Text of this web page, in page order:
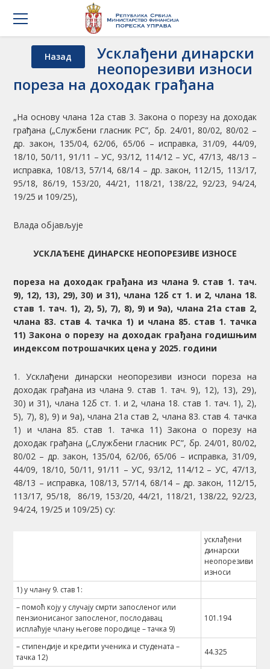
Назад Усклађени динарски
неопорезиви износи
пореза на доходак грађана
„На основу члана 12а став 3. Закона о порезу на доходак
грађана („Службени гласник РС”, бр. 24/01, 80/02, 80/02 –
др. закон, 135/04, 62/06, 65/06 – исправка, 31/09, 44/09,
18/10, 50/11, 91/11 – УС, 93/12, 114/12 – УС, 47/13, 48/13 –
исправка, 108/13, 57/14, 68/14 – др. закон, 112/15, 113/17,
95/18, 86/19, 153/20, 44/21, 118/21, 138/22, 92/23, 94/24,
19/25 и 109/25),
Влада објављује
УСКЛАЂЕНЕ ДИНАРСКЕ НЕОПОРЕЗИВЕ ИЗНОСЕ
пореза на доходак грађана из члана 9. став 1. тач.
9), 12), 13), 29), 30) и 31), члана 12б ст 1. и 2, члана 18.
став 1. тач. 1), 2), 5), 7), 8), 9) и 9а), члана 21а став 2,
члана 83. став 4. тачка 1) и члана 85. став 1. тачка
11) Закона о порезу на доходак грађана годишњим
индексом потрошачких цена у 2025. години
1. Усклађени динарски неопорезиви износи пореза на
доходак грађана из члана 9. став 1. тач. 9), 12), 13), 29),
30) и 31), члана 12б ст. 1. и 2, члана 18. став 1. тач. 1), 2),
5), 7), 8), 9) и 9а), члана 21а став 2, члана 83. став 4. тачка
1) и члана 85. став 1. тачка 11) Закона о порезу на
доходак грађана („Службени гласник РС”, бр. 24/01, 80/02,
80/02 – др. закон, 135/04, 62/06, 65/06 – исправка, 31/09,
44/09, 18/10, 50/11, 91/11 – УС, 93/12, 114/12 – УС, 47/13,
48/13 – исправка, 108/13, 57/14, 68/14 – др. закон, 112/15,
113/17, 95/18, 86/19, 153/20, 44/21, 118/21, 138/22, 92/23,
94/24, 19/25 и 109/25) су:
усклађени
динарски
неопорезиви
износи
1) у члану 9. став 1:
– помоћ коју у случају смрти запосленог или
пензионисаног запосленог, послодавац
исплаћује члану његове породице – тачка 9)
101.194
– стипендије и кредити ученика и студената –
тачка 12)
44.325